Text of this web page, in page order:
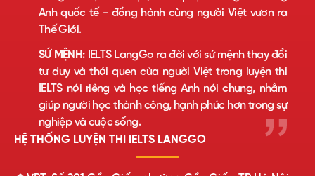
Anh quốc tế - đồng hành cùng người Việt vươn ra
Thế Giới.
SỨ MỆNH:IELTS LangGo ra đời với sứ mệnh thay đổi
tư duy và thói quen của người Việt trong luyện thi
IELTS nói riêng và học tiếng Anh nói chung, nhằm
giúp người học thành công, hạnh phúc hơn trong sự
nghiệp và cuộc sống.
HỆ THỐNG LUYỆN THI IELTS LANGGO